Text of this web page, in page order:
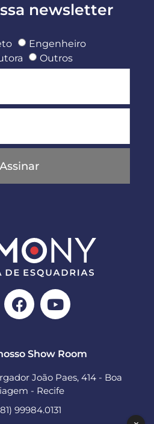
newsletter
Engenheiro
Outros
Assinar
Show Room
João Paes, 414 - Boa
- Recife
99984.0131